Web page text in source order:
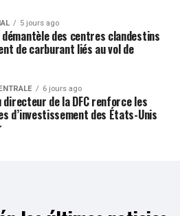
5 jours ago
démantèle des centres clandestins
de carburant liés au vol de
6 jours ago
directeur de la DFC renforce les
d’investissement des États-Unis